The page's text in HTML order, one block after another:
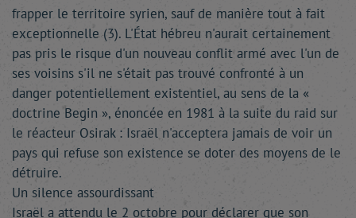
frapper le territoire syrien, sauf de manière tout à fait
exceptionnelle (3). L'État hébreu n'aurait certainement
pas pris le risque d'un nouveau conflit armé avec l'un de
ses voisins s'il ne s'était pas trouvé confronté à un
danger potentiellement existentiel, au sens de la «
doctrine Begin », énoncée en 1981 à la suite du raid sur
le réacteur Osirak : Israël n'acceptera jamais de voir un
pays qui refuse son existence se doter des moyens de le
détruire.
Un silence assourdissant
Israël a attendu le 2 octobre pour déclarer que son